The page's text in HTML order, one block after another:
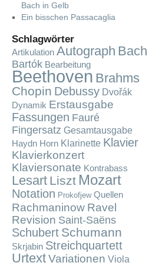
Bach in Gelb
Ein bisschen Passacaglia
Schlagwörter
Artikulation Autograph Bach
Bartók Bearbeitung
Beethoven Brahms
Chopin Debussy Dvořák
Dynamik Erstausgabe
Fassungen Fauré
Fingersatz Gesamtausgabe
Haydn Horn Klarinette Klavier
Klavierkonzert
Klaviersonate Kontrabass
Lesart Liszt Mozart
Notation Prokofjew Quellen
Rachmaninow Ravel
Revision Saint-Saëns
Schubert Schumann
Skrjabin Streichquartett
UrtextVariationen Viola